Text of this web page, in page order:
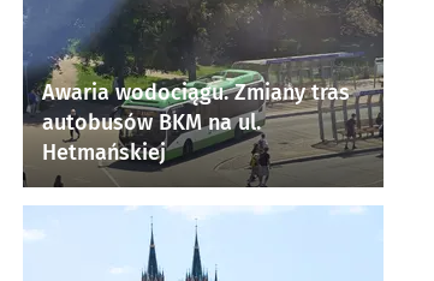
Awaria wodociągu. Zmiany tras
autobusów BKM na ul.
Hetmańskiej